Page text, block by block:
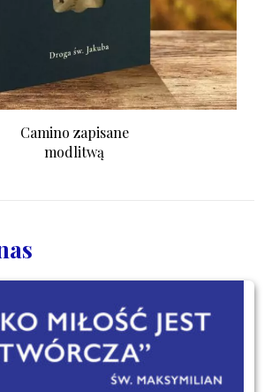
Camino zapisane
modlitwą